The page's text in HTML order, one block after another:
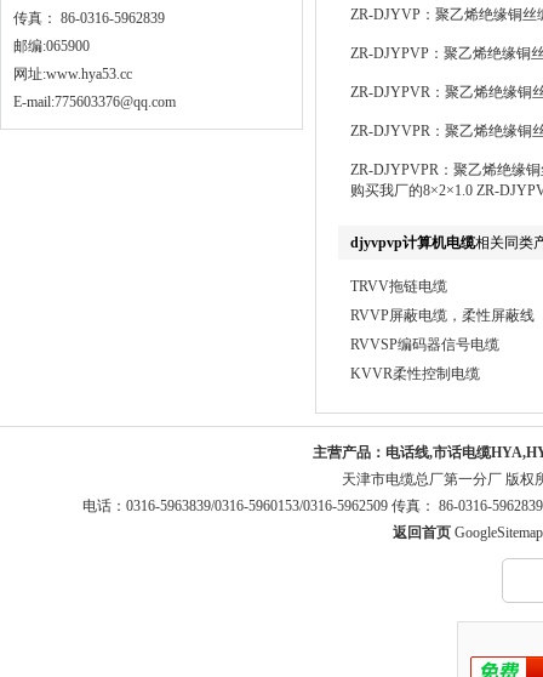
传真： 86-0316-5962839
邮编:065900
网址:www.hya53.cc
E-mail:775603376@qq.com
ZR-DJYVP：聚乙烯绝缘铜
ZR-DJYPVP：聚乙烯绝缘铜
ZR-DJYPVR：聚乙烯绝缘铜
ZR-DJYVPR：聚乙烯绝缘铜
ZR-DJYPVPR：聚乙烯绝缘
购买我厂的8×2×1.0 ZR-
djyvpvp计算机电缆相关同类
TRVV拖链电缆
RVVP屏蔽电缆，柔性屏蔽线
RVVSP编码器信号电缆
KVVR柔性控制电缆
主营产品： 电话线,市话电缆
天津市电缆总厂第一分厂 版权
电话：0316-5963839/0316-5960153/0316-5962509 传真： 86-0316-
返回首页 GoogleSitemap